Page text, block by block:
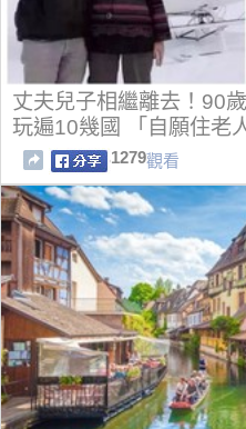
丈夫兒子相繼離去！90
玩遍10幾國 「自願住老
1279觀看